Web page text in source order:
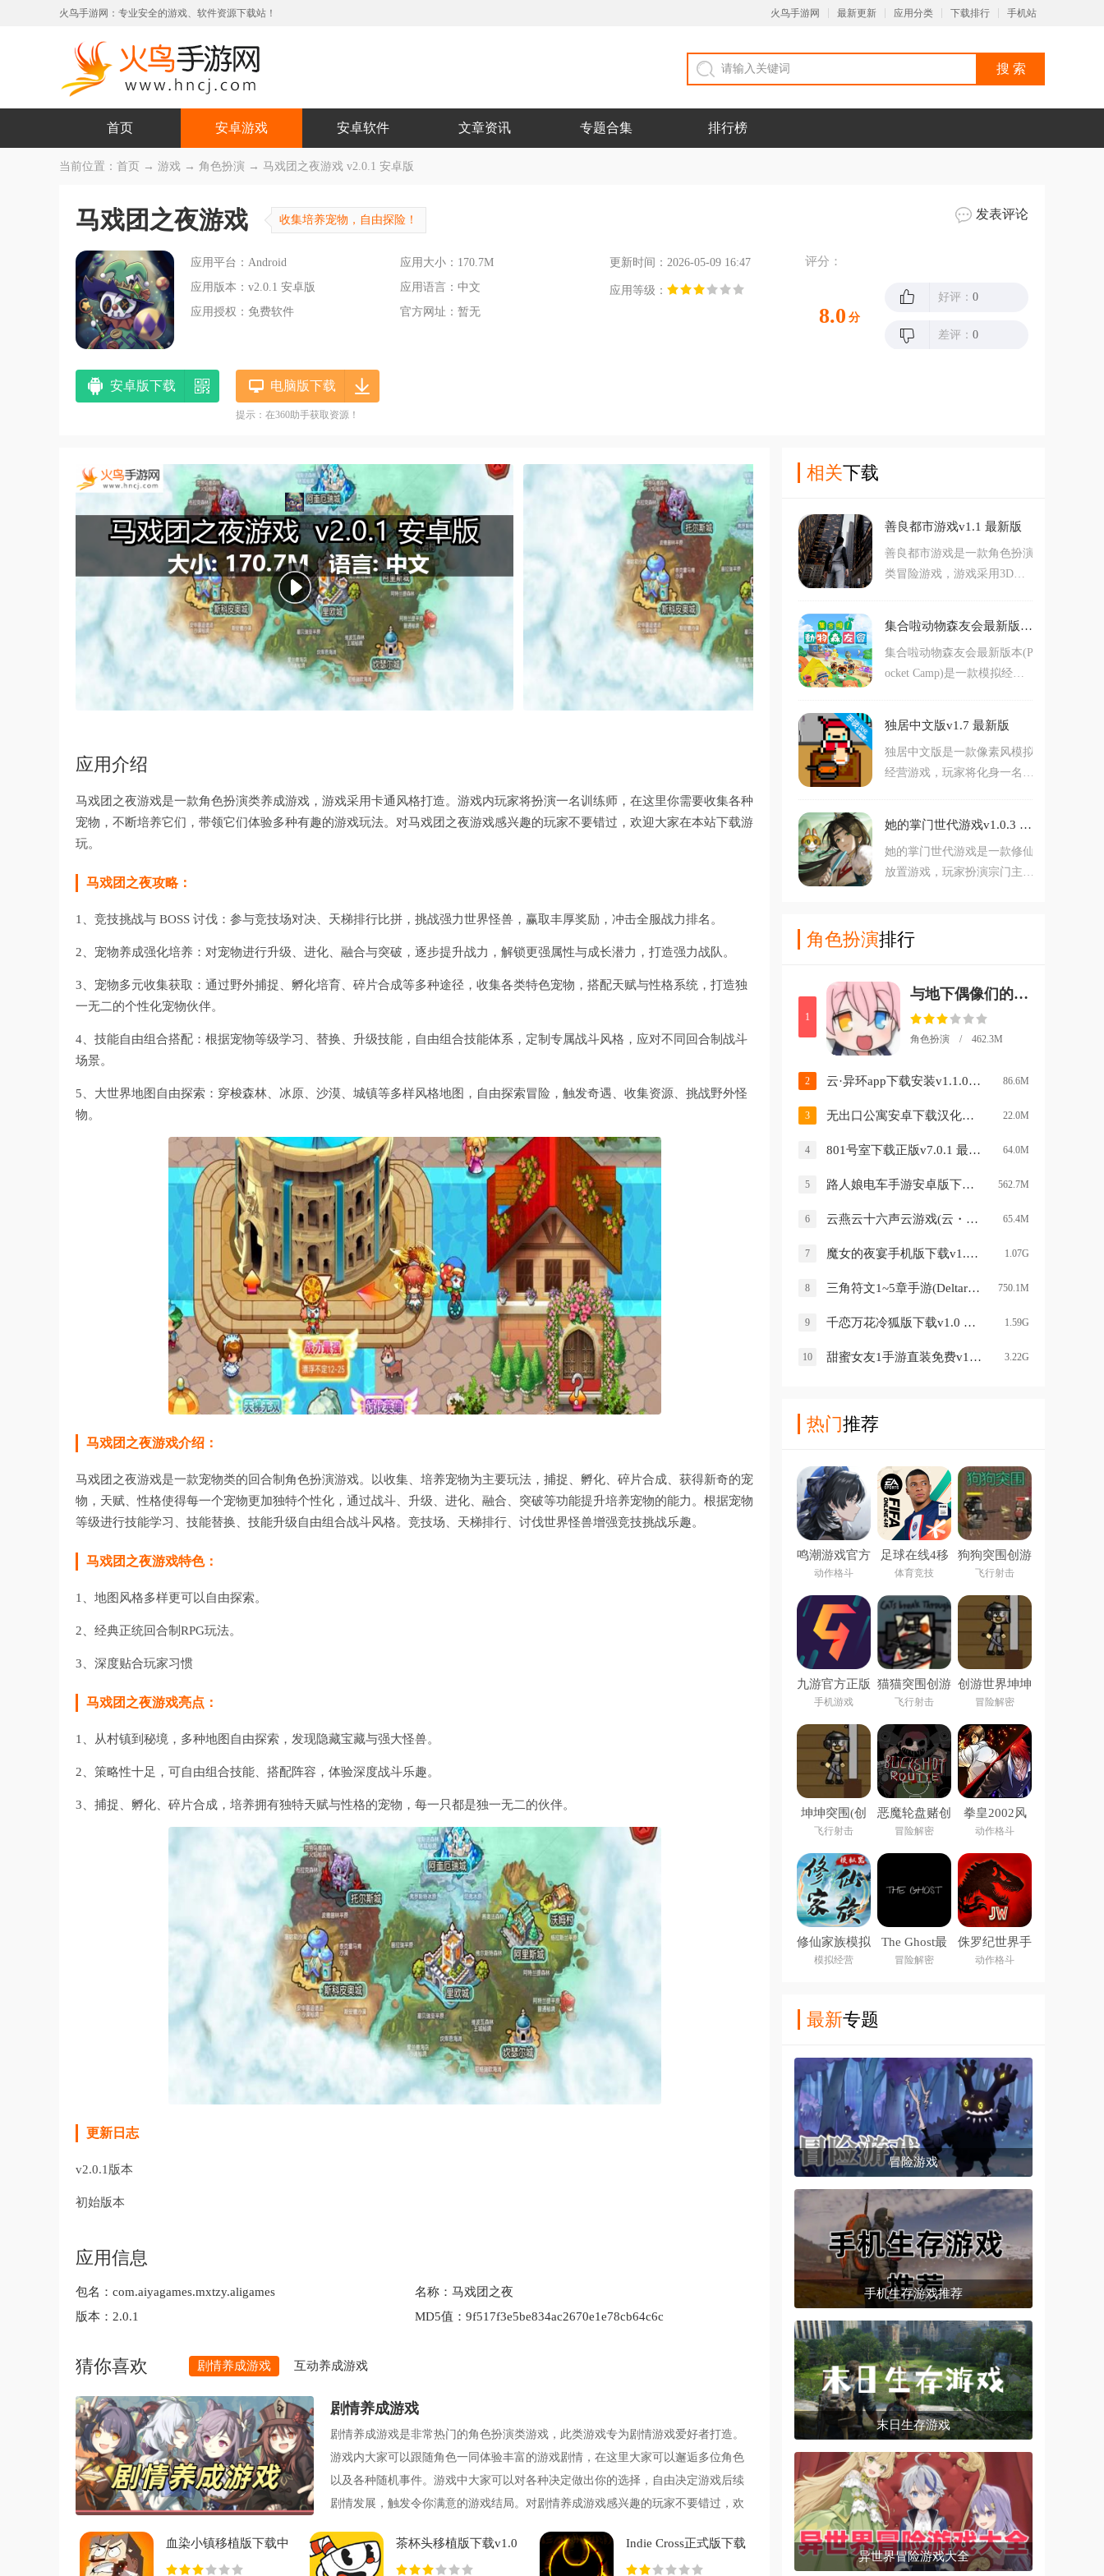
火鸟手游网：专业安全的游戏、软件资源下载站！ 火鸟手游网 最新更新 应用分类 下载排行 手机站
首页 安卓游戏 安卓软件 文章资讯 专题合集 排行榜
当前位置： 首页 → 游戏 → 角色扮演 → 马戏团之夜游戏 v2.0.1 安卓版
马戏团之夜游戏 收集培养宠物，自由探险！ 发表评论
应用平台：Android 应用大小：170.7M
更新时间：2026-05-09 16:47
应用版本：v2.0.1 安卓版
应用语言：中文
应用等级：
应用授权：免费软件
官方网址：暂无
评分：
8.0 分
好评： 0
差评： 0
安卓版下载 电脑版下载
提示：在360助手获取资源！
应用介绍
马戏团之夜游戏是一款角色扮演类养成游戏，游戏采用卡通风格打造。游戏内玩家将扮演一名训练师，在这里你需要收集各种
宠物，不断培养它们，带领它们体验多种有趣的游戏玩法。对马戏团之夜游戏感兴趣的玩家不要错过，欢迎大家在本站下载游
玩。
马戏团之夜攻略：
1、竞技挑战与 BOSS 讨伐：参与竞技场对决、天梯排行比拼，挑战强力世界怪兽，赢取丰厚奖励，冲击全服战力排名。
2、宠物养成强化培养：对宠物进行升级、进化、融合与突破，逐步提升战力，解锁更强属性与成长潜力，打造强力战队。
3、宠物多元收集获取：通过野外捕捉、孵化培育、碎片合成等多种途径，收集各类特色宠物，搭配天赋与性格系统，打造独
一无二的个性化宠物伙伴。
4、技能自由组合搭配：根据宠物等级学习、替换、升级技能，自由组合技能体系，定制专属战斗风格，应对不同回合制战斗
场景。
5、大世界地图自由探索：穿梭森林、冰原、沙漠、城镇等多样风格地图，自由探索冒险，触发奇遇、收集资源、挑战野外怪
物。
马戏团之夜游戏介绍：
马戏团之夜游戏是一款宠物类的回合制角色扮演游戏。以收集、培养宠物为主要玩法，捕捉、孵化、碎片合成、获得新奇的宠
物，天赋、性格使得每一个宠物更加独特个性化，通过战斗、升级、进化、融合、突破等功能提升培养宠物的能力。根据宠物
等级进行技能学习、技能替换、技能升级自由组合战斗风格。竞技场、天梯排行、讨伐世界怪兽增强竞技挑战乐趣。
马戏团之夜游戏特色：
1、地图风格多样更可以自由探索。
2、经典正统回合制RPG玩法。
3、深度贴合玩家习惯
马戏团之夜游戏亮点：
1、从村镇到秘境，多种地图自由探索，发现隐藏宝藏与强大怪兽。
2、策略性十足，可自由组合技能、搭配阵容，体验深度战斗乐趣。
3、捕捉、孵化、碎片合成，培养拥有独特天赋与性格的宠物，每一只都是独一无二的伙伴。
更新日志
v2.0.1版本
初始版本
应用信息
包名： com.aiyagames.mxtzy.aligames 名称： 马戏团之夜
版本： 2.0.1 MD5值： 9f517f3e5be834ac2670e1e78cb64c6c
猜你喜欢 剧情养成游戏 互动养成游戏
剧情养成游戏
剧情养成游戏是非常热门的角色扮演类游戏，此类游戏专为剧情游戏爱好者打造。
游戏内大家可以跟随角色一同体验丰富的游戏剧情，在这里大家可以邂逅多位角色
以及各种随机事件。游戏中大家可以对各种决定做出你的选择，自由决定游戏后续
剧情发展，触发令你满意的游戏结局。对剧情养成游戏感兴趣的玩家不要错过，欢
血染小镇移植版下载中
文v1.0.1 安卓版
茶杯头移植版下载v1.0
安卓版
Indie Cross正式版下载
最新版v1.5.0 安卓版
相关下载
善良都市游戏v1.1 最新版
善良都市游戏是一款角色扮演
类冒险游戏，游戏采用3D风
险，在这里你可以体验多种不
同的游戏玩法，自由度超高。
对善良都市游戏感兴趣的玩家
载游玩。
集合啦动物森友会最新版本(Pocket Camp)v5.6.0 安卓版
集合啦动物森友会最新版本(P
ocket Camp)是一款模拟经营
座无人小岛，在这里你将扮演
一名岛民展开轻松惬意的生
活，而且游戏中大家还可以自
座小岛。对集合啦动物森友会
过，欢迎大家在本站下载游
玩。
独居中文版v1.7 最新版
独居中文版是一款像素风模拟
经营游戏，玩家将化身一名为
成长之旅，玩家蜗居在阴暗简
陋的半地下室，不仅要靠自己
赚取学费与生活费，还要平衡
置换房屋。
她的掌门世代游戏v1.0.3 安卓版
她的掌门世代游戏是一款修仙
放置游戏，玩家扮演宗门主
修行，古风唯美场景，简单操
系修仙。感兴趣的朋友快来下
载试试吧！
角色扮演排行
1
与地下偶像们的合宿生活手游v1.0.4 中文版
角色扮演 / 462.3M
2 云·异环app下载安装v1.1.0 最新版 86.6M
3 无出口公寓安卓下载汉化版2026v1.5.0 中文版 22.0M
4 801号室下载正版v7.0.1 最新版 64.0M
5 路人娘电车手游安卓版下载v1.0.0 最新版 562.7M
6 云燕云十六声云游戏(云・燕云十六声)v1.2.3 安卓版 65.4M
7 魔女的夜宴手机版下载v1.0 安卓版 1.07G
8 三角符文1~5章手游(Deltarune)v6.0.0 安卓版 750.1M
9 千恋万花冷狐版下载v1.0 手机版 1.59G
10 甜蜜女友1手游直装免费v1.0 安卓版 3.22G
热门推荐
鸣潮游戏官方
下载
动作格斗
足球在线4移
动版下载安装
(FIFA Online
4 M)
体育竞技
狗狗突围创游
世界
飞行射击
九游官方正版
下载
手机游戏
猫猫突围创游
世界
飞行射击
创游世界坤坤
突围小游戏
冒险解密
坤坤突围(创
游世界)
飞行射击
恶魔轮盘赌创
游版(创游世
界)
冒险解密
拳皇2002风
云再起
动作格斗
修仙家族模拟
器6.2
模拟经营
The Ghost最
新版下载
2026
冒险解密
侏罗纪世界手
游(Jurassic
World安装器)
动作格斗
最新专题
冒险游戏
手机生存游戏推荐
末日生存游戏
异世界冒险游戏大全